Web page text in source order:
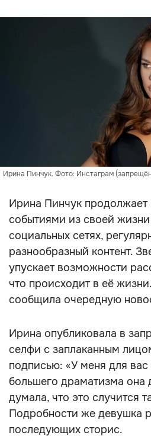
Ирина Пинчук. Фото: Инстаграм
Ирина Пинчук продолжает
событиями из своей
социальных сетях,
разнообразный контент.
упускает возможности
что происходит в её
сообщила очередную
Ирина опубликовала в
селфи с заплаканным
подписью: «У меня для вас
большего драматизма она
думала, что это случится
Подробности же девушка
последующих сторис.